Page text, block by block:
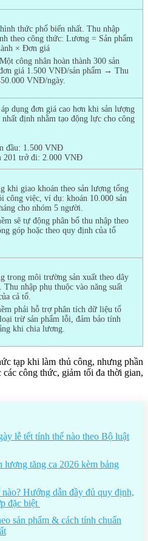
thức phổ biến nhất. Thu nhập
theo công thức: Lương = Sản phẩm
× Đơn giá
công nhân hoàn thành 300 sản
giá 1.500 VNĐ/sản phẩm → Thu
VNĐ/ngày.
dụng đơn giá cao hơn khi sản lượng
định nhằm tạo động lực cho công
đầu: 1.500 VNĐ
201 trở đi: 2.000 VNĐ
khi giao khoán theo sản lượng tổng
công việc, ví dụ: khoán 10.000 sản
cho nhóm 5 người.
sẽ tự động phân bổ thu nhập theo
góp hoặc theo quy định của tổ
trong môi trường sản xuất theo dây
Thu nhập phụ thuộc vào năng suất
cả tổ.
phải hỗ trợ phân tích dữ liệu tổ
trừ sản phẩm lỗi, đảm bảo tính
khi chia lương.
tạp khi làm thủ công, nhưng phần
công thức, giảm tối đa thời gian,
lễ tết tính thế nào theo Bộ luật
tăng ca 2026 kèm bảng
Hướng dẫn đầy đủ quy định,
đặc biệt
sản phẩm & cách tính chuẩn